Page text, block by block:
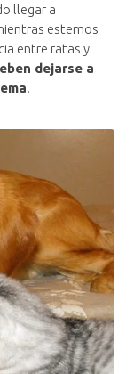
llegar a
estemos
entre ratas y
dejarse a
.